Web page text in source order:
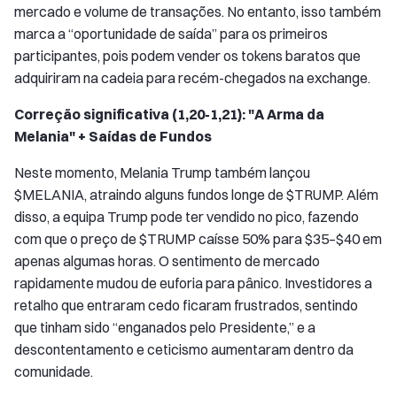
mercado e volume de transações. No entanto, isso também
marca a “oportunidade de saída” para os primeiros
participantes, pois podem vender os tokens baratos que
adquiriram na cadeia para recém-chegados na exchange.
Correção significativa (1,20-1,21): "A Arma da
Melania" + Saídas de Fundos
Neste momento, Melania Trump também lançou
$MELANIA, atraindo alguns fundos longe de $TRUMP. Além
disso, a equipa Trump pode ter vendido no pico, fazendo
com que o preço de $TRUMP caísse 50% para $35–$40 em
apenas algumas horas. O sentimento de mercado
rapidamente mudou de euforia para pânico. Investidores a
retalho que entraram cedo ficaram frustrados, sentindo
que tinham sido “enganados pelo Presidente,” e a
descontentamento e ceticismo aumentaram dentro da
comunidade.